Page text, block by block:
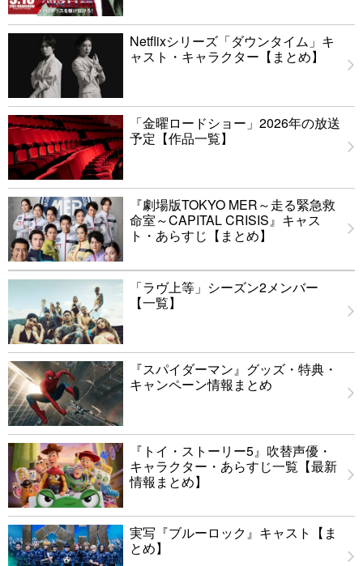
Netflixシリーズ「ダウンタイム」キ
ャスト・キャラクター【まとめ】
「金曜ロードショー」2026年の放送
予定【作品一覧】
『劇場版TOKYO MER～走る緊急救
命室～CAPITAL CRISIS』キャス
ト・あらすじ【まとめ】
「ラヴ上等」シーズン2メンバー
【一覧】
『スパイダーマン』グッズ・特典・
キャンペーン情報まとめ
『トイ・ストーリー5』吹替声優・
キャラクター・あらすじ一覧【最新
情報まとめ】
実写『ブルーロック』キャスト【ま
とめ】